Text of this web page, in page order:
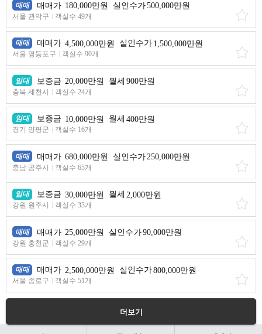
매매 매매가 180,000만원 실인수가500,000만원
서울 관악구 객실수 49개
매매 매매가 4,500,000만원 실인수가 1,500,000만원
서울 영등포구 객실수 90개
임대 보증금 20,000만원 월세 900만원
충북 제천시 객실수 24개
임대 보증금 10,000만원 월세 400만원
경기 양평군 객실수 16개
매매 매매가 680,000만원 실인수가 250,000만원
충남 공주시 객실수 65개
임대 보증금 30,000만원 월세 2,000만원
강원 원주시 객실수 33개
매매 매매가 25,000만원 실인수가90,000만원
강원 홍천군 객실수 29개
매매 매매가 2,500,000만원 실인수가800,000만원
서울 종로구 객실수 51개
더보기